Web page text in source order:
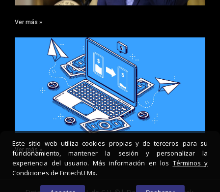
Ver más »
Ver más »
Este sitio web utiliza cookies propias y de terceros para su
funcionamiento, mantener la sesión y personalizar la
experiencia del usuario. Más información en los Términos y
Condiciones de FintechU Mx.